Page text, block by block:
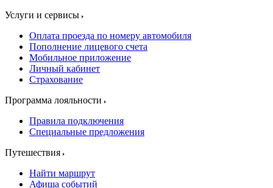
Услуги и сервисы
Оплата проезда по номеру автомобиля
Пополнение лицевого счета
Мобильное приложение
Личный кабинет
Страхование
Программа лояльности
Правила подключения
Специальные предложения
Путешествия
Найти маршрут
Афиша событий